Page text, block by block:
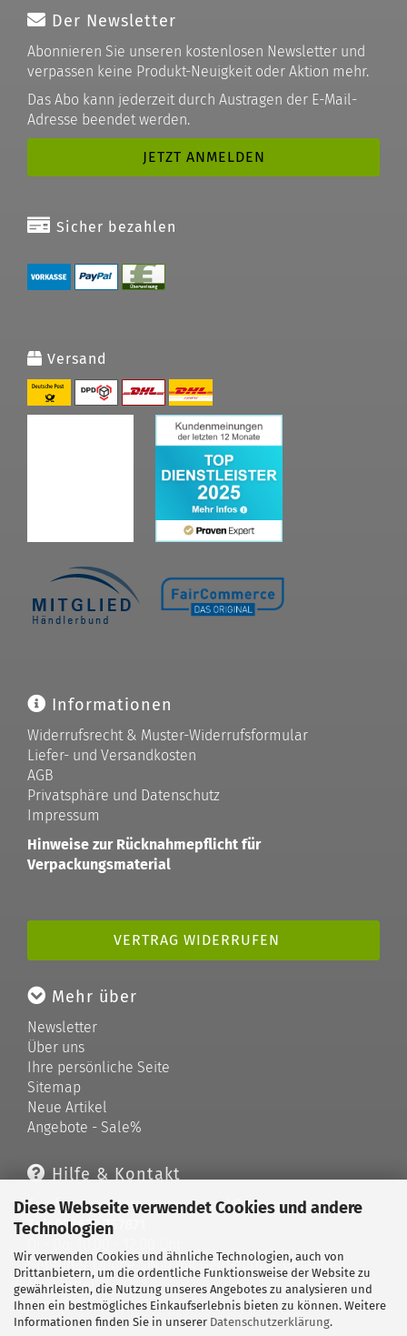
Diese Webseite verwendet Cookies und andere
Technologien
Wir verwenden Cookies und ähnliche Technologien, auch von
Drittanbietern, um die ordentliche Funktionsweise der Website zu
gewährleisten, die Nutzung unseres Angebotes zu analysieren und
Ihnen ein bestmögliches Einkaufserlebnis bieten zu können. Weitere
Informationen finden Sie in unserer Datenschutzerklärung.
Der Newsletter
Abonnieren Sie unseren kostenlosen Newsletter und
verpassen keine Produkt-Neuigkeit oder Aktion mehr.
Das Abo kann jederzeit durch Austragen der E-Mail-
Adresse beendet werden.
Sicher bezahlen
Versand
Informationen
Widerrufsrecht & Muster-Widerrufsformular
Liefer- und Versandkosten
AGB
Privatsphäre und Datenschutz
Impressum
Hinweise zur Rücknahmepflicht für
Verpackungsmaterial
VERTRAG WIDERRUFEN
Mehr über
Newsletter
Über uns
Ihre persönliche Seite
Sitemap
Neue Artikel
Angebote - Sale%
Hilfe & Kontakt
Telefonische Unterstützung und Beratung unter:
Tel: 033679 757871
Geprüfter Online Shop mit Geld-zurück-Garantie.
Merkzettel
Kontaktformular